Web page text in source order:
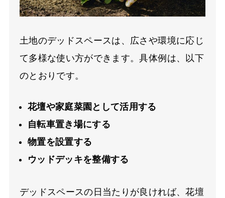
土地のデッドスペースは、広さや環境に応じ
て多様な使い方ができます。具体例は、以下
のとおりです。
花壇や家庭菜園として活用する
自転車置き場にする
物置を設置する
ウッドデッキを整備する
デッドスペースの日当たりが良ければ、花壇